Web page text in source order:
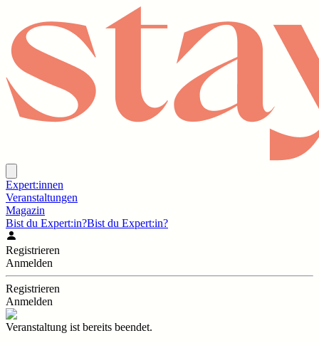
Expert:innen
Veranstaltungen
Magazin
Bist du Expert:in?Bist du Expert:in?
Registrieren
Anmelden
Registrieren
Anmelden
Veranstaltung ist bereits beendet.